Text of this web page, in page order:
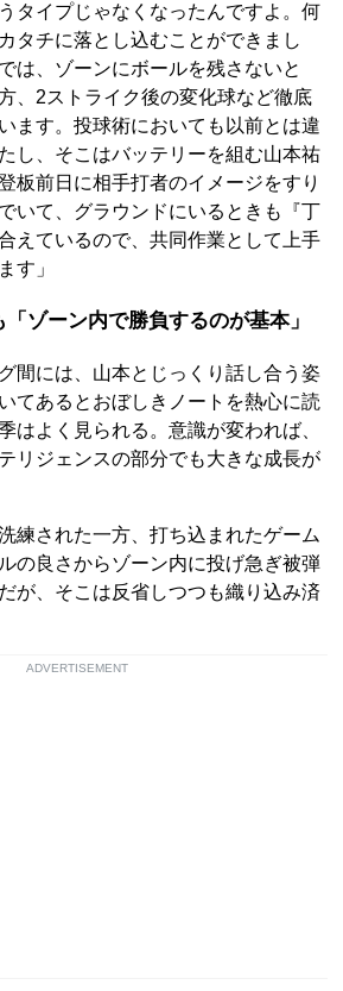
タイプじゃなくなったんですよ。何
タチに落とし込むことができまし
は、ゾーンにボールを残さないと
、2ストライク後の変化球など徹底
ます。投球術においても以前とは違
し、そこはバッテリーを組む山本祐
板前日に相手打者のイメージをすり
いて、グラウンドにいるときも『丁
えているので、共同作業として上手
す」
ゾーン内で勝負するのが基本」
間には、山本とじっくり話し合う姿
てあるとおぼしきノートを熱心に読
はよく見られる。意識が変われば、
リジェンスの部分でも大きな成長が
練された一方、打ち込まれたゲーム
の良さからゾーン内に投げ急ぎ被弾
が、そこは反省しつつも織り込み済
ADVERTISEMENT